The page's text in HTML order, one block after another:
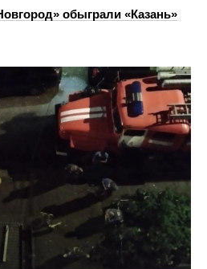
обыграли «Казань»